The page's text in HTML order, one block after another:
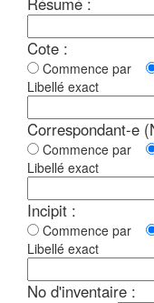
Cote :
Commence par
Libellé exact
Correspondant-e
Commence par
Libellé exact
Incipit :
Commence par
Libellé exact
No d'inventaire :